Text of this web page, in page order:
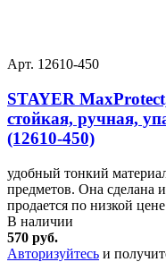
Арт. 12610-450
STAYER
стойкая, ручная,
(12610-450)
удобный тонкий
предметов. Она сделана
продается по низкой
В наличии
570 руб.
Авторизуйтесь и